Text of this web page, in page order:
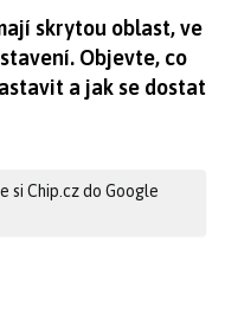
skrytou oblast, ve
Objevte, co
a jak se dostat
si Chip.cz do Google